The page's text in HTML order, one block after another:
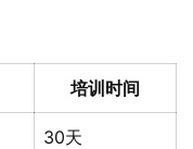
培训时间
30天